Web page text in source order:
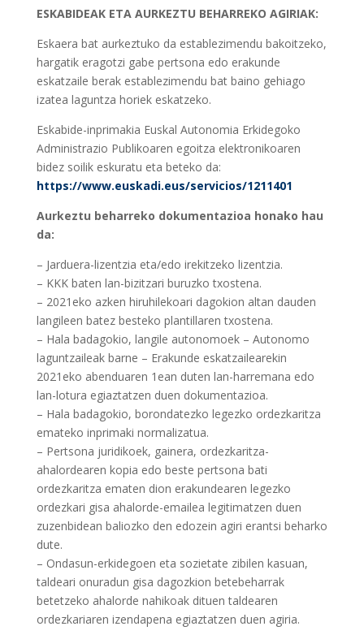
ESKABIDEAK ETA AURKEZTU BEHARREKO AGIRIAK:
Eskaera bat aurkeztuko da establezimendu bakoitzeko,
hargatik eragotzi gabe pertsona edo erakunde
eskatzaile berak establezimendu bat baino gehiago
izatea laguntza horiek eskatzeko.
Eskabide-inprimakia Euskal Autonomia Erkidegoko
Administrazio Publikoaren egoitza elektronikoaren
bidez soilik eskuratu eta beteko da:
https://www.euskadi.eus/servicios/1211401
Aurkeztu beharreko dokumentazioa honako hau
da:
– Jarduera-lizentzia eta/edo irekitzeko lizentzia.
– KKK baten lan-bizitzari buruzko txostena.
– 2021eko azken hiruhilekoari dagokion altan dauden
langileen batez besteko plantillaren txostena.
– Hala badagokio, langile autonomoek – Autonomo
laguntzaileak barne – Erakunde eskatzailearekin
2021eko abenduaren 1ean duten lan-harremana edo
lan-lotura egiaztatzen duen dokumentazioa.
– Hala badagokio, borondatezko legezko ordezkaritza
emateko inprimaki normalizatua.
– Pertsona juridikoek, gainera, ordezkaritza-
ahalordearen kopia edo beste pertsona bati
ordezkaritza ematen dion erakundearen legezko
ordezkari gisa ahalorde-emailea legitimatzen duen
zuzenbidean baliozko den edozein agiri erantsi beharko
dute.
– Ondasun-erkidegoen eta sozietate zibilen kasuan,
taldeari onuradun gisa dagozkion betebeharrak
betetzeko ahalorde nahikoak dituen taldearen
ordezkariaren izendapena egiaztatzen duen agiria.